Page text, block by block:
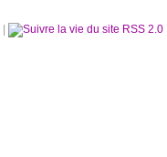
RSS 2.0